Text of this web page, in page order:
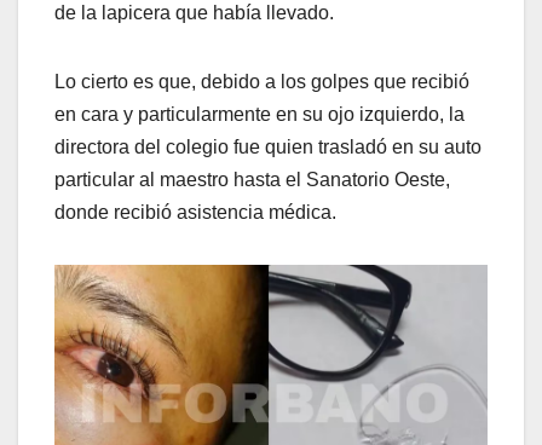
de la lapicera que había llevado.
Lo cierto es que, debido a los golpes que recibió
en cara y particularmente en su ojo izquierdo, la
directora del colegio fue quien trasladó en su auto
particular al maestro hasta el Sanatorio Oeste,
donde recibió asistencia médica.